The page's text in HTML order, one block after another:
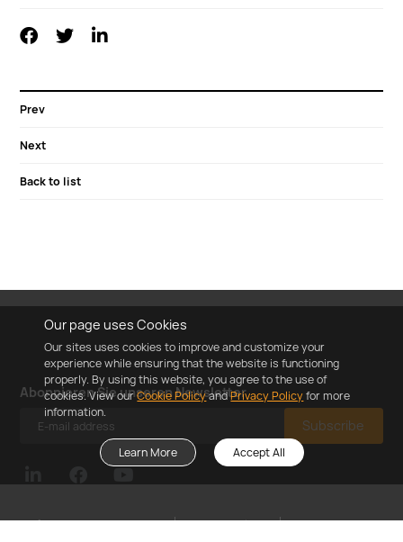
Our page uses Cookies
Our sites uses cookies to improve and customize your
experience while ensuring that the website is functioning
properly. By using this website, you agree to the use of
cookies. View ourCookie PolicyandPrivacy Policyfor more
information.
Learn More Accept All
Prev
Next
Back to list
Abonnieren Sie unseren Newsletter
Subscribe
@2023 ZYC Energy Co.,Ltd
Cookie Policy